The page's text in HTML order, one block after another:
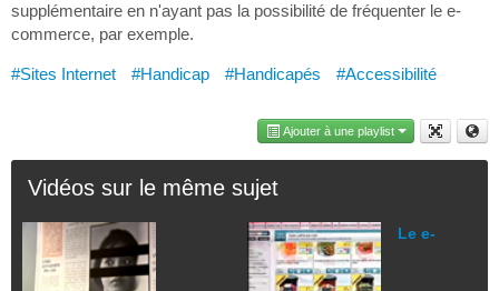
supplémentaire en n'ayant pas la possibilité de fréquenter le e-
commerce, par exemple.
#Sites Internet #Handicap #Handicapés #Accessibilité
Ajouter à une playlist
Vidéos sur le même sujet
Le e-